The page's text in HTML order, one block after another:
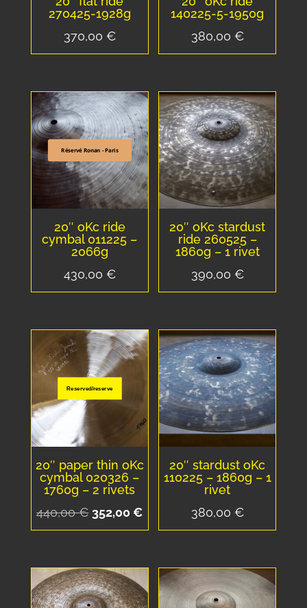
270425-1928g
370,00 €
140225-5-1950g
380,00 €
Réservé Ronan - Paris
20″ oKc ride
cymbal 011225 –
2066g
430,00 €
20″ oKc stardust
ride 260525 –
1860g – 1 rivet
390,00 €
Reserved/reserve
20″ paper thin oKc
cymbal 020326 –
1760g – 2 rivets
440,00€ Le
prix
était :
440,00 €.
352,00 €Le
prix
est :
352,00 €.
20″ stardust oKc
110225 – 1860g – 1
rivet
380,00 €